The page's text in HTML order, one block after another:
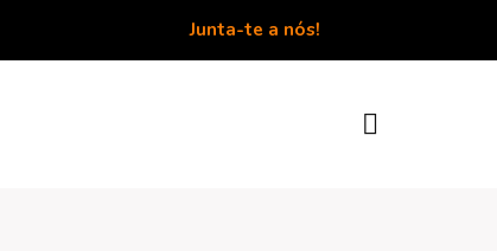
Junta-te a nós!